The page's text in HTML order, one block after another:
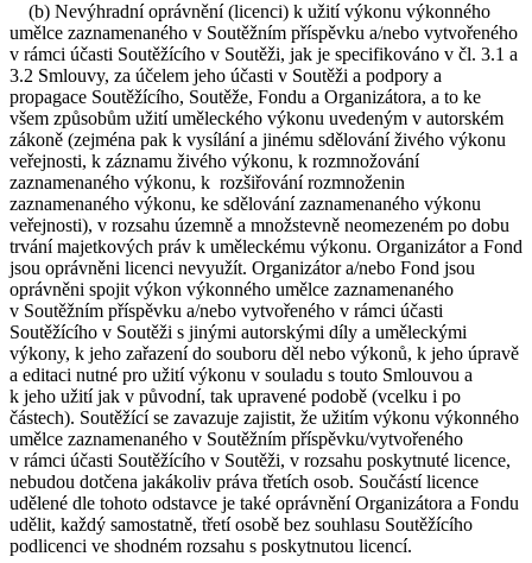
(b) Nevýhradní oprávnění (licenci) k užití výkonu výkonného
umělce zaznamenaného v Soutěžním příspěvku a/nebo vytvořeného
v rámci účasti Soutěžícího v Soutěži, jak je specifikováno v čl. 3.1 a
3.2 Smlouvy, za účelem jeho účasti v Soutěži a podpory a
propagace Soutěžícího, Soutěže, Fondu a Organizátora, a to ke
všem způsobům užití uměleckého výkonu uvedeným v autorském
zákoně (zejména pak k vysílání a jinému sdělování živého výkonu
veřejnosti, k záznamu živého výkonu, k rozmnožování
zaznamenaného výkonu, k rozšiřování rozmnoženin
zaznamenaného výkonu, ke sdělování zaznamenaného výkonu
veřejnosti), v rozsahu územně a množstevně neomezeném po dobu
trvání majetkových práv k uměleckému výkonu. Organizátor a Fond
jsou oprávněni licenci nevyužít. Organizátor a/nebo Fond jsou
oprávněni spojit výkon výkonného umělce zaznamenaného
v Soutěžním příspěvku a/nebo vytvořeného v rámci účasti
Soutěžícího v Soutěži s jinými autorskými díly a uměleckými
výkony, k jeho zařazení do souboru děl nebo výkonů, k jeho úpravě
a editaci nutné pro užití výkonu v souladu s touto Smlouvou a
k jeho užití jak v původní, tak upravené podobě (vcelku i po
částech). Soutěžící se zavazuje zajistit, že užitím výkonu výkonného
umělce zaznamenaného v Soutěžním příspěvku/vytvořeného
v rámci účasti Soutěžícího v Soutěži, v rozsahu poskytnuté licence,
nebudou dotčena jakákoliv práva třetích osob. Součástí licence
udělené dle tohoto odstavce je také oprávnění Organizátora a Fondu
udělit, každý samostatně, třetí osobě bez souhlasu Soutěžícího
podlicenci ve shodném rozsahu s poskytnutou licencí.